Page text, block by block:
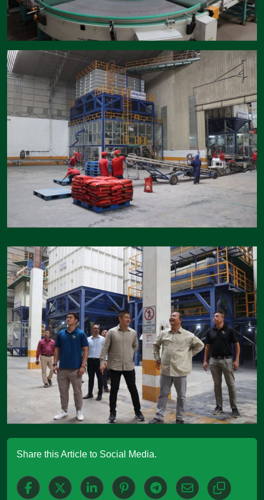
Share this Article to Social Media.